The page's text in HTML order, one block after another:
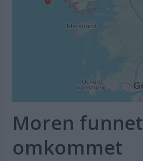
Moren funnet
omkommet